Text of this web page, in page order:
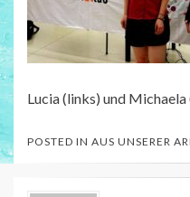
Lucia (links) und Michaela
POSTED IN AUS UNSERER